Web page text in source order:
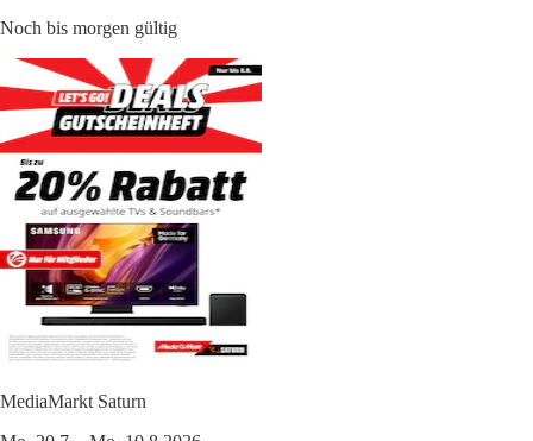
Noch bis morgen gültig
MediaMarkt Saturn